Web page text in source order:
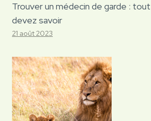
Trouver un médecin de garde :
devez savoir
21 août 2023